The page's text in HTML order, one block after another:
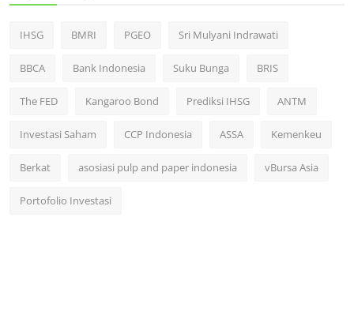
IHSG BMRI PGEO Sri Mulyani Indrawati
BBCA Bank Indonesia Suku Bunga BRIS
The FED Kangaroo Bond Prediksi IHSG ANTM
Investasi Saham CCP Indonesia ASSA Kemenkeu
Berkat asosiasi pulp and paper indonesia vBursa Asia
Portofolio Investasi